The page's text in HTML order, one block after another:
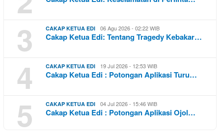
3 CAKAP KETUA EDI 06 Agu 2026 - 02:22 WIB
Cakap Ketua Edi: Tentang Tragedy Kebakar…
4 CAKAP KETUA EDI 19 Jul 2026 - 12:53 WIB
Cakap Ketua Edi : Potongan Aplikasi Turu…
5 CAKAP KETUA EDI 04 Jul 2026 - 15:46 WIB
Cakap Ketua Edi : Potongan Aplikasi Ojol…